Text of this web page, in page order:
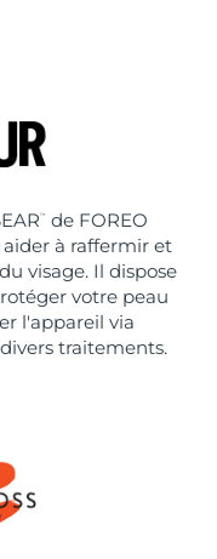
™
de FOREO
à raffermir et
visage. Il dispose
votre peau
l'appareil via
traitements.